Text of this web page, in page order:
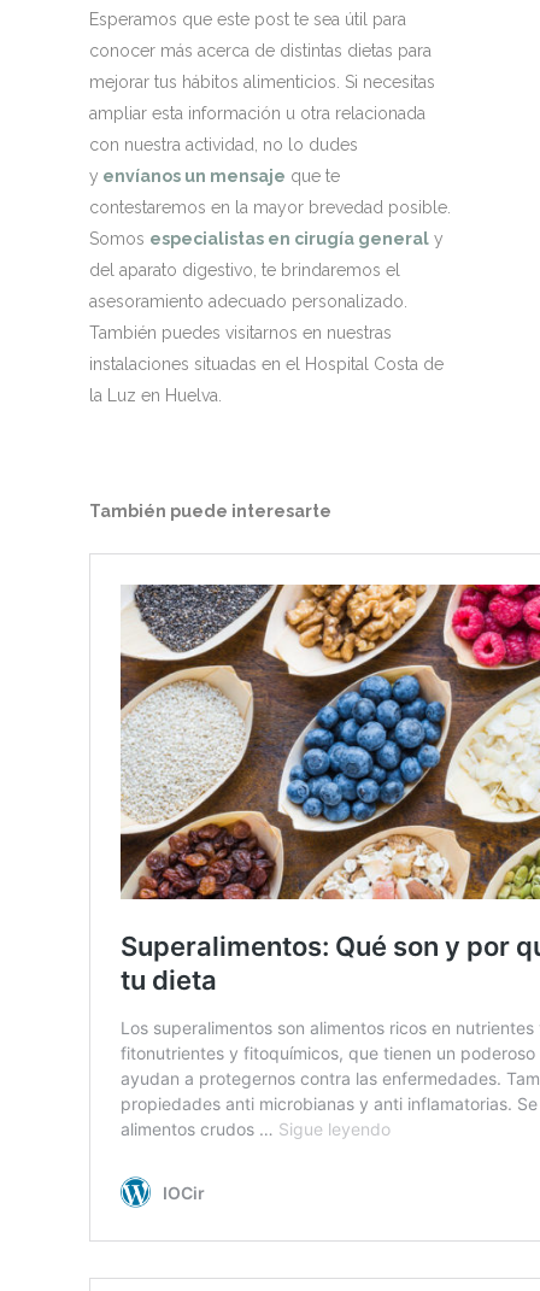
Esperamos que este post te sea útil para
conocer más acerca de distintas dietas para
mejorar tus hábitos alimenticios. Si necesitas
ampliar esta información u otra relacionada
con nuestra actividad, no lo dudes
y envíanos un mensaje que te
contestaremos en la mayor brevedad posible.
Somos especialistas en cirugía general y
del aparato digestivo, te brindaremos el
asesoramiento adecuado personalizado.
También puedes visitarnos en nuestras
instalaciones situadas en el Hospital Costa de
la Luz en Huelva.
También puede interesarte